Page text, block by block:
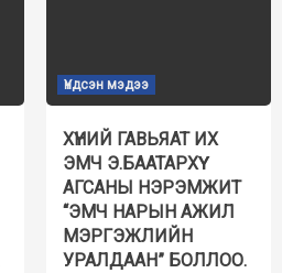
Үндсэн мэдээ
ХҮНИЙ ГАВЬЯАТ ИХ
ЭМЧ Э.БААТАРХҮҮ
АГСАНЫ НЭРЭМЖИТ
“ЭМЧ НАРЫН АЖИЛ
МЭРГЭЖЛИЙН
УРАЛДААН” БОЛЛОО.